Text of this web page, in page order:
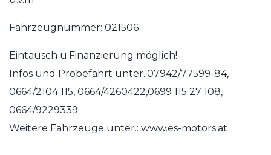
Fahrzeugnummer: 021506
Eintausch u.Finanzierung möglich!
Infos und Probefahrt unter.:07942/77599-84,
0664/2104 115, 0664/4260422,0699 115 27 108,
0664/9229339
Weitere Fahrzeuge unter.: www.es-motors.at